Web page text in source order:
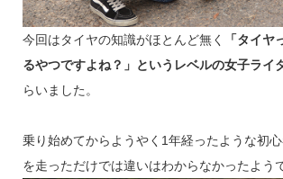
今回はタイヤの知識がほとんど無く
「タイヤ
るやつですよね？」というレベルの女子ライ
らいました。
乗り始めてからようやく1年経ったような初
を走っただけでは違いはわからなかったよう